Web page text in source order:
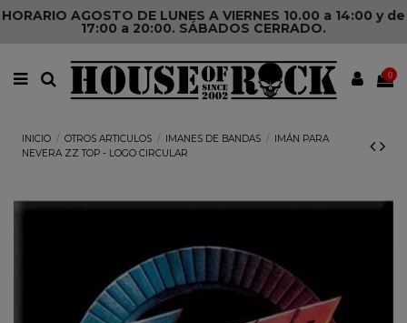
HORARIO AGOSTO DE LUNES A VIERNES 10.00 a 14:00 y de
17:00 a 20:00. SÁBADOS CERRADO.
0
INICIO OTROS ARTICULOS IMANES DE BANDAS
IMÁN PARA
NEVERA ZZ TOP - LOGO CIRCULAR